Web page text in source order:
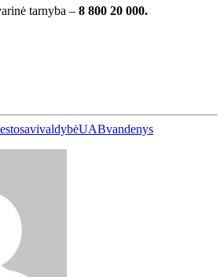
tarnyba – 8 800 20 000.
savivaldybėUABvandenys